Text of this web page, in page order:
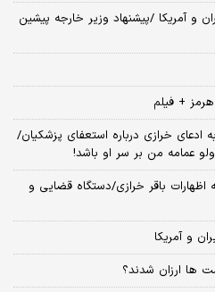
و آمریکا /پیشنهاد وزیر خارجه پیشین
+ فیلم
ادعای خرازی درباره استعفای پزشکیان/
عمامه من بر سر او باشد!
باقر خرازی/دستگاه قضایی و
و آمریکا
ها ارزان شدند؟